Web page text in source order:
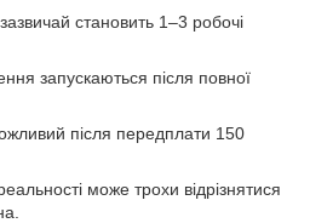
становить 1–3 робочі
запускаються після повної
після передплати 150
може трохи відрізнятися